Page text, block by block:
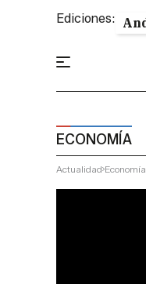
Ediciones:
ECONOMÍA
Actualidad Economía